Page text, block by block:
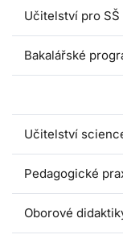
Učitelství pro SŠ
Bakalářské
Učitelství
Pedagogické
Oborové